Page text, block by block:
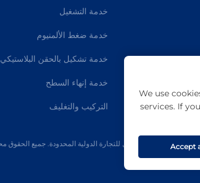
خدمة التشغيل
خدمة ضغط الألمنيوم
خدمة تشكيل بالحقن البلاستيكي
خدمة إنهاء السطح
التركيب والتغليف
We use
services. If
Accept